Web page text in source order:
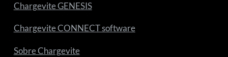
Chargevite GENESIS
Chargevite CONNECT software
Sobre Chargevite